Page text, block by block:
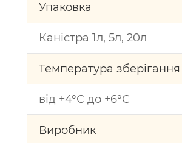
Упаковка
Каністра 1л, 5л, 20л
Температура зберігання
від +4°С до +6°С
Виробник